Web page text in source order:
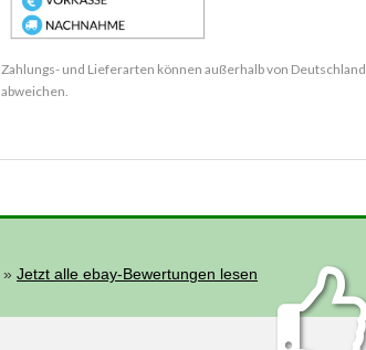
Zahlungs- und Lieferarten können außerhalb von Deutschland
abweichen.
»Jetzt alle ebay-Bewertungen lesen